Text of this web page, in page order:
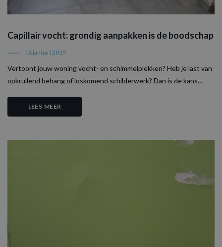
Capillair vocht: grondig aanpakken is de boodschap
18 januari 2019
Vertoont jouw woning vocht- en schimmelplekken? Heb je last van
opkrullend behang of loskomend schilderwerk? Dan is de kans...
LEES MEER